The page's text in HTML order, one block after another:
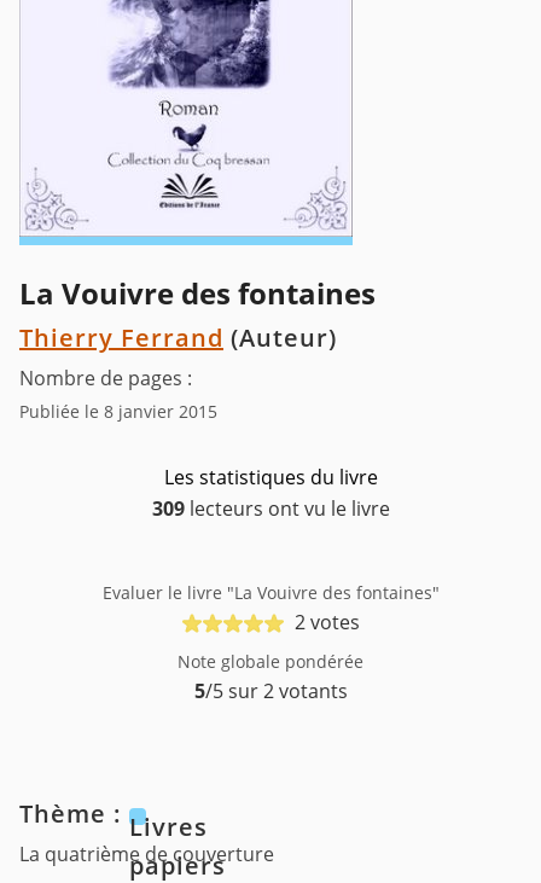
La Vouivre des fontaines
Thierry Ferrand (Auteur)
Nombre de pages :
Publiée le 8 janvier 2015
Les statistiques du livre
309lecteurs ont vu le livre
Evaluer le livre "La Vouivre des fontaines"
2 votes
Note globale pondérée
5/5 sur 2 votants
Thème : Livres
papiers
La quatrième de couverture